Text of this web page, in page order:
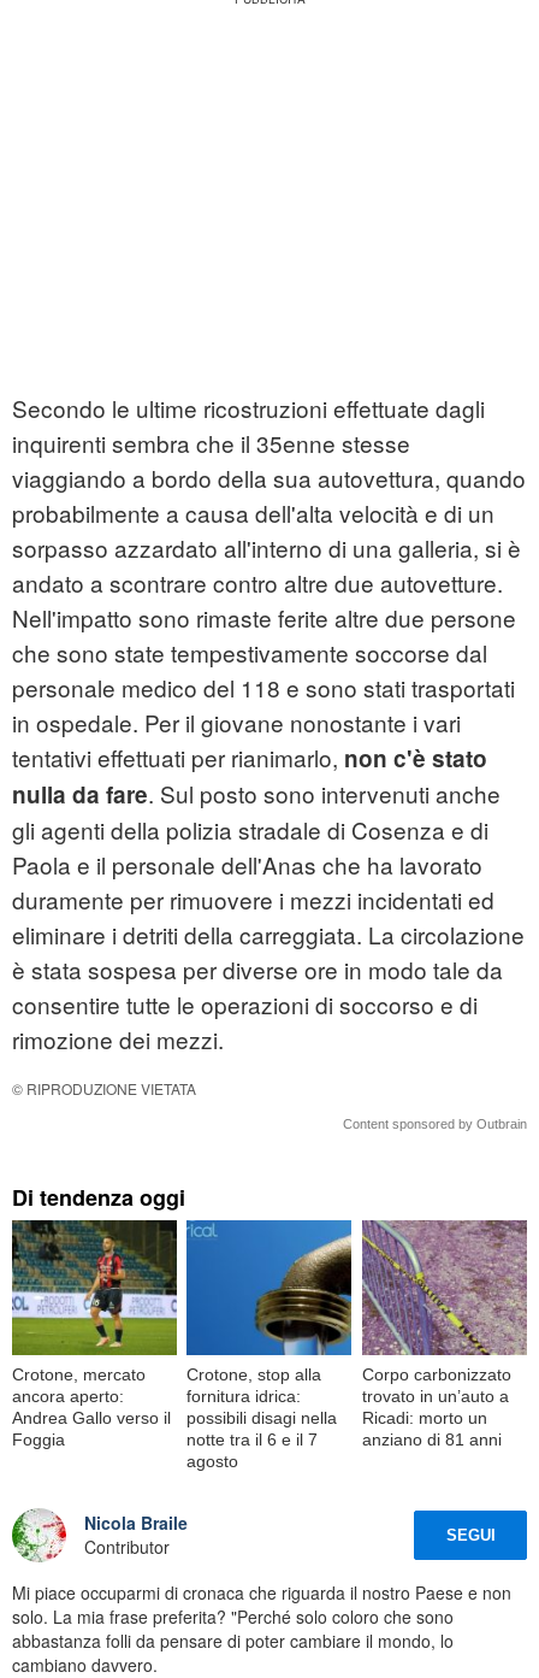
Secondo le ultime ricostruzioni effettuate dagli
inquirenti sembra che il 35enne stesse
viaggiando a bordo della sua autovettura, quando
probabilmente a causa dell'alta velocità e di un
sorpasso azzardato all'interno di una galleria, si è
andato a scontrare contro altre due autovetture.
Nell'impatto sono rimaste ferite altre due persone
che sono state tempestivamente soccorse dal
personale medico del 118 e sono stati trasportati
in ospedale. Per il giovane nonostante i vari
tentativi effettuati per rianimarlo, non c'è stato
nulla da fare. Sul posto sono intervenuti anche
gli agenti della polizia stradale di Cosenza e di
Paola e il personale dell'Anas che ha lavorato
duramente per rimuovere i mezzi incidentati ed
eliminare i detriti della carreggiata. La circolazione
è stata sospesa per diverse ore in modo tale da
consentire tutte le operazioni di soccorso e di
rimozione dei mezzi.
© RIPRODUZIONE VIETATA
Content sponsored by Outbrain
Di tendenza oggi
Crotone, mercato
ancora aperto:
Andrea Gallo verso il
Foggia
Crotone, stop alla
fornitura idrica:
possibili disagi nella
notte tra il 6 e il 7
agosto
Corpo carbonizzato
trovato in un’auto a
Ricadi: morto un
anziano di 81 anni
Nicola Braile
Contributor
SEGUI
Mi piace occuparmi di cronaca che riguarda il nostro Paese e non
solo. La mia frase preferita? "Perché solo coloro che sono
abbastanza folli da pensare di poter cambiare il mondo, lo
cambiano davvero.